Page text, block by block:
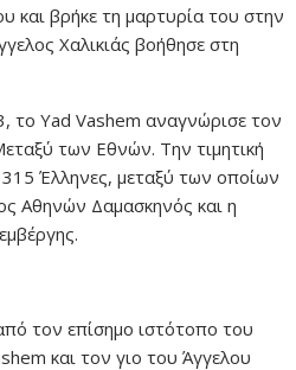
και βρήκε τη μαρτυρία του στην
Χαλικιάς βοήθησε στη
το Yad Vashem αναγνώρισε τον
των Εθνών. Την τιμητική
315 Έλληνες, μεταξύ των οποίων
Αθηνών Δαμασκηνός και η
τον επίσημο ιστότοπο του
και τον γιο του Άγγελου